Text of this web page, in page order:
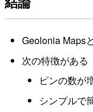
Geolonia Maps
次の特徴がある
ピンの数が
シンプルで